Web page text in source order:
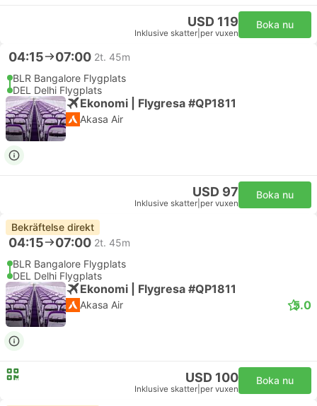
USD 119
Inklusive skatter per vuxen
Boka nu
04:15 07:00 2t. 45m
BLR Bangalore Flygplats
DEL Delhi Flygplats
Ekonomi | Flygresa #QP1811
Akasa Air
USD 97
Inklusive skatter per vuxen
Boka nu
Bekräftelse direkt
04:15 07:00 2t. 45m
BLR Bangalore Flygplats
DEL Delhi Flygplats
Ekonomi | Flygresa #QP1811
Akasa Air 5.0
USD 100
Inklusive skatter per vuxen
Boka nu